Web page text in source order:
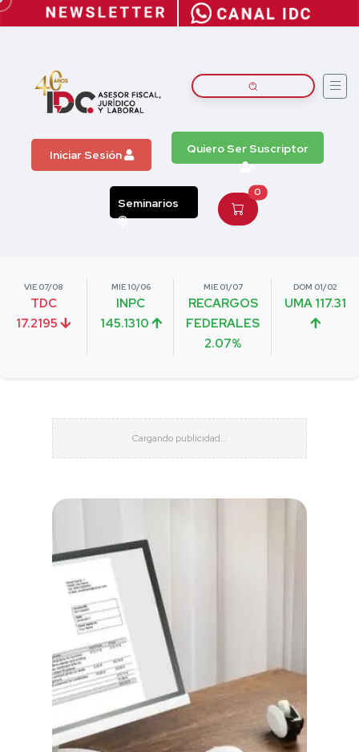
Iniciar Sesión Quiero Ser Suscriptor
Seminarios
0
VIE 07/08
TDC
17.2195
MIE 10/06
INPC
145.1310
MIE 01/07
RECARGOS
FEDERALES
2.07%
DOM 01/02
UMA 117.31